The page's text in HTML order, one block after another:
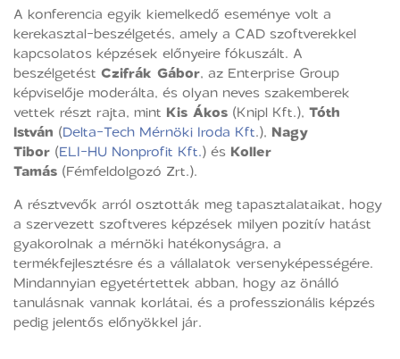
A konferencia egyik kiemelkedő eseménye volt a
kerekasztal-beszélgetés, amely a CAD szoftverekkel
kapcsolatos képzések előnyeire fókuszált. A
beszélgetést Czifrák Gábor, az Enterprise Group
képviselője moderálta, és olyan neves szakemberek
vettek részt rajta, mint Kis Ákos (Knipl Kft.), Tóth
István (Delta-Tech Mérnöki Iroda Kft.), Nagy
Tibor (ELI-HU Nonprofit Kft.) és Koller
Tamás (Fémfeldolgozó Zrt.).
A résztvevők arról osztották meg tapasztalataikat, hogy
a szervezett szoftveres képzések milyen pozitív hatást
gyakorolnak a mérnöki hatékonyságra, a
termékfejlesztésre és a vállalatok versenyképességére.
Mindannyian egyetértettek abban, hogy az önálló
tanulásnak vannak korlátai, és a professzionális képzés
pedig jelentős előnyökkel jár.